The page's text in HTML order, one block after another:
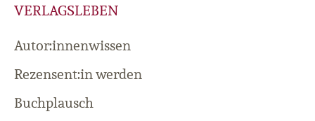
VERLAGSLEBEN
Autor:innenwissen
Rezensent:in werden
Buchplausch